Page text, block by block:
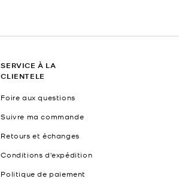
SERVICE À LA
CLIENTELE
Foire aux questions
Suivre ma commande
Retours et échanges
Conditions d'expédition
Politique de paiement